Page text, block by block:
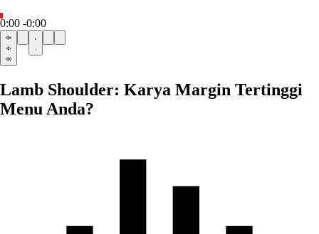
0:00 -0:00
Lamb Shoulder: Karya Margin Tertinggi
Menu Anda?